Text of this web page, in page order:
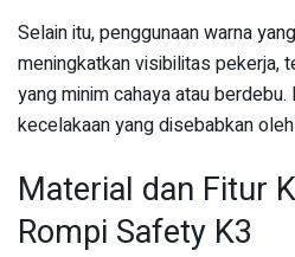
Selain itu, penggunaan warna
meningkatkan visibilitas pekerja,
yang minim cahaya atau
kecelakaan yang disebabkan
Material dan Fitur
Rompi Safety K3